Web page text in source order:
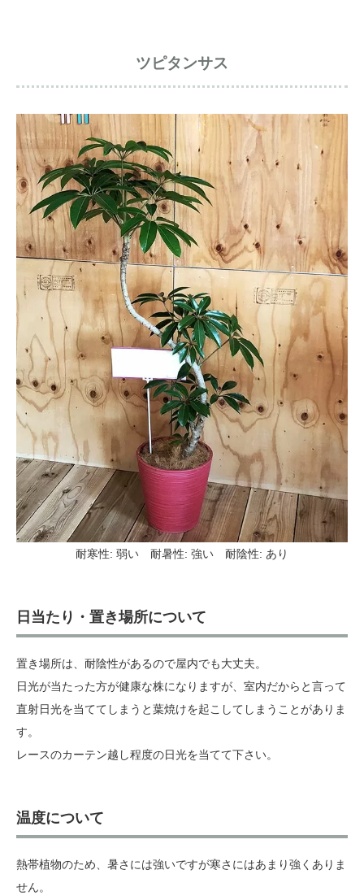
ツピタンサス
耐寒性‎: ‎弱い 耐暑性‎: ‎強い 耐陰性‎: ‎あり
日当たり・置き場所について
置き場所は、耐陰性があるので屋内でも大丈夫。
日光が当たった方が健康な株になりますが、室内だからと言って
直射日光を当ててしまうと葉焼けを起こしてしまうことがありま
す。
レースのカーテン越し程度の日光を当てて下さい。
温度について
熱帯植物のため、暑さには強いですが寒さにはあまり強くありま
せん。